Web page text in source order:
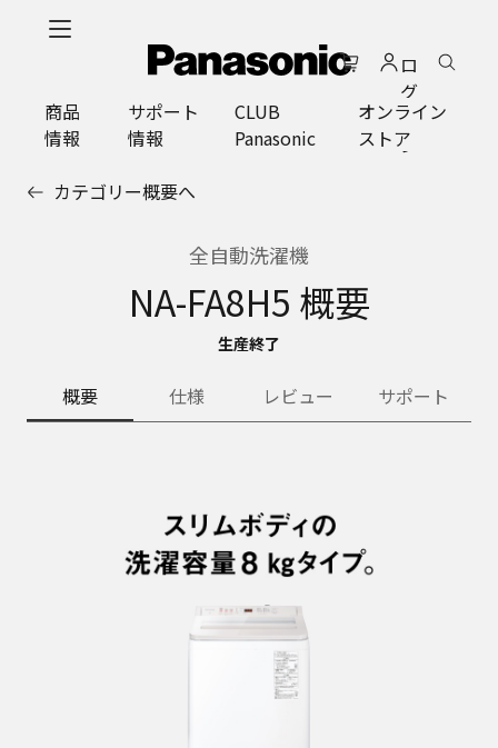
ロ
グ
イ
ン
商品
情報
サポート
情報
CLUB
Panasonic
オンライン
ストア
カテゴリー概要へ
全自動洗濯機
NA-FA8H5 概要
生産終了
概要 仕様 レビュー サポート